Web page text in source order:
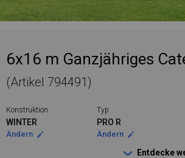
6x16 m Ganzjähriges
(Artikel 794491)
Konstruktion
WINTER
Ändern
Typ
PRO R
Ändern
Entdecke